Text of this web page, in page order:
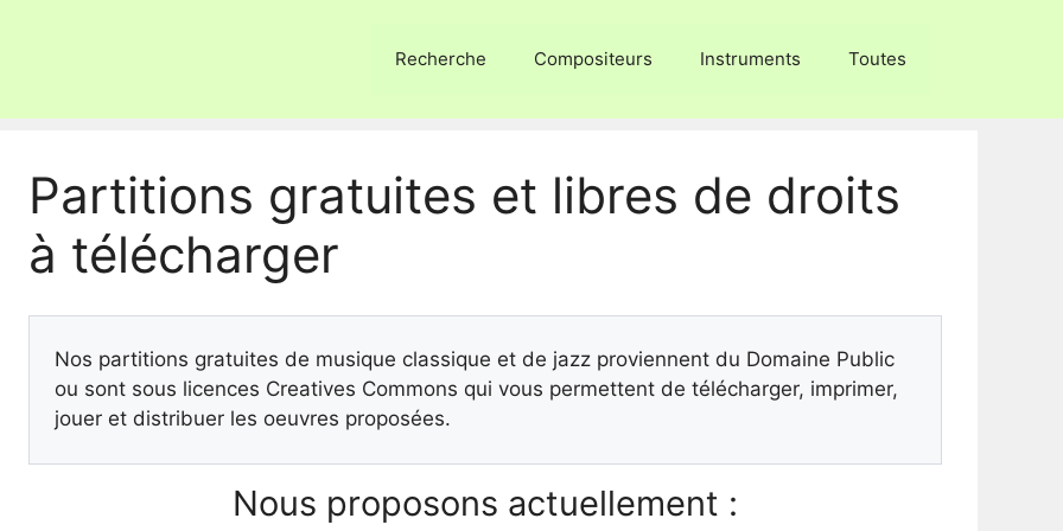
Recherche Compositeurs Instruments Toutes
Partitions gratuites et libres de droits
à télécharger
Nos partitions gratuites de musique classique et de jazz proviennent du Domaine Public
ou sont sous licences Creatives Commons qui vous permettent de télécharger, imprimer,
jouer et distribuer les oeuvres proposées.
Nous proposons actuellement :